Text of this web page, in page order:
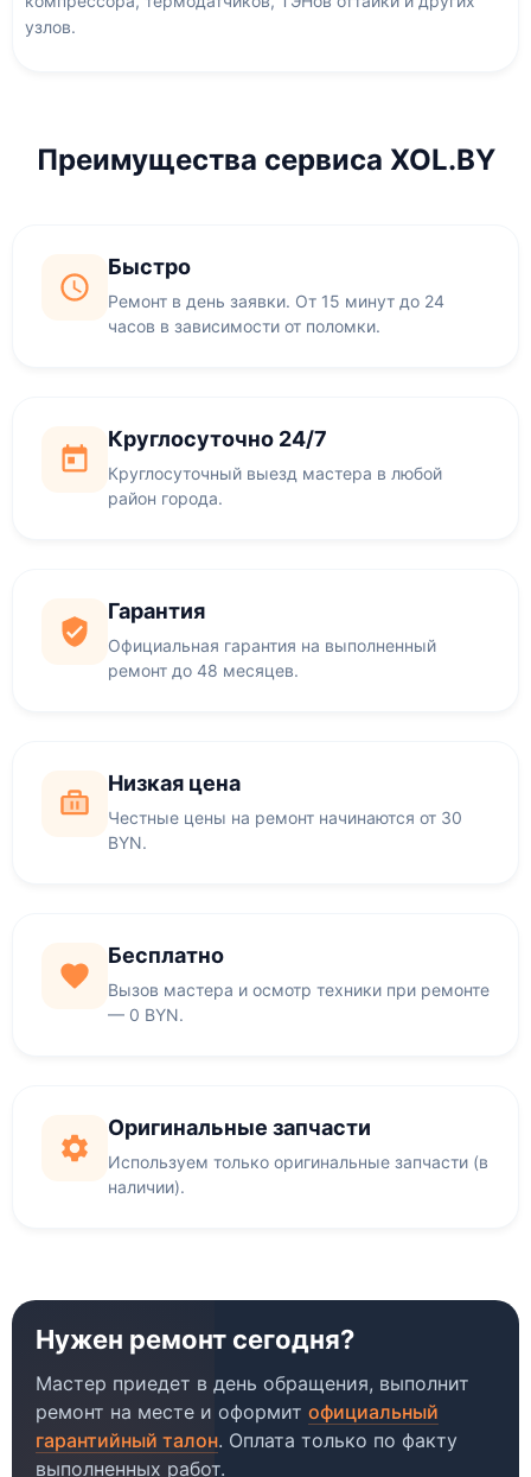
узлов.
Преимущества сервиса XOL.BY
Быстро
Ремонт в день заявки. От 15 минут до 24
часов в зависимости от поломки.
Круглосуточно 24/7
Круглосуточный выезд мастера в любой
район города.
Гарантия
Официальная гарантия на выполненный
ремонт до 48 месяцев.
Низкая цена
Честные цены на ремонт начинаются от 30
BYN.
Бесплатно
Вызов мастера и осмотр техники при ремонте
— 0 BYN.
Оригинальные запчасти
Используем только оригинальные запчасти (в
наличии).
Нужен ремонт сегодня?
Мастер приедет в день обращения, выполнит
ремонт на месте и оформит официальный
гарантийный талон. Оплата только по факту
выполненных работ.